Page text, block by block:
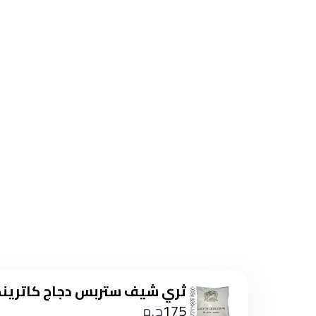
ثري شيف ستربس دجاج كاترينج
175ج.م